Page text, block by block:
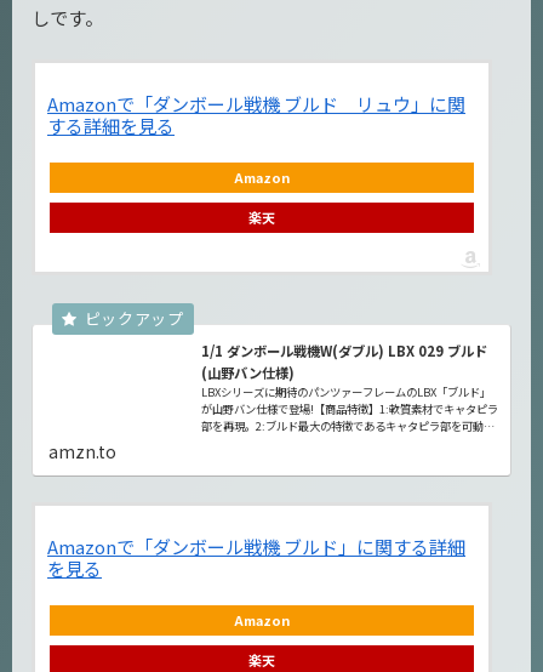
しです。
Amazonで「ダンボール戦機 ブルド リュウ」に関
する詳細を見る
Amazon
楽天
1/1 ダンボール戦機W(ダブル) LBX 029 ブルド
(山野バン仕様)
LBXシリーズに期待のパンツァーフレームのLBX「ブルド」
が山野バン仕様で登場!【商品特徴】1:軟質素材でキャタピラ
部を再現。2:ブルド最大の特徴であるキャタピラ部を可動で
amzn.to
Amazonで「ダンボール戦機 ブルド」に関する詳細
を見る
Amazon
楽天